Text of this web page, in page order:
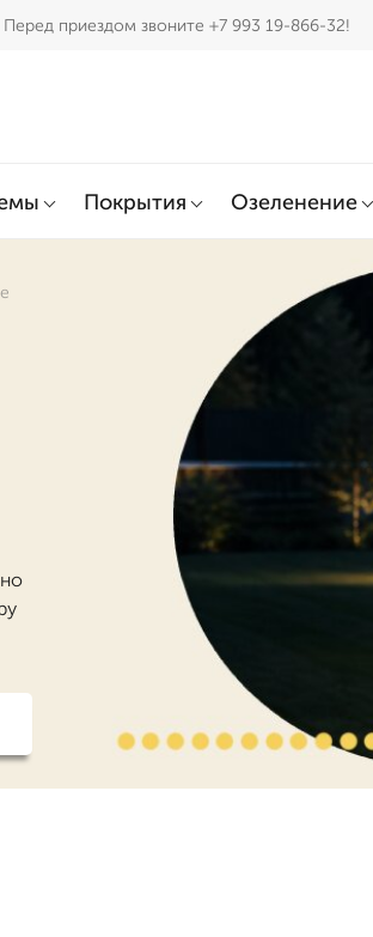
приездом звоните +7 993 19-866-32!
Покрытия Озеленение